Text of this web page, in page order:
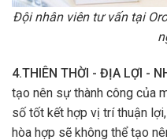
Đội nhân viên tư vấn tại
4.THIÊN THỜI - ĐỊA LỢI -
tạo nên sự thành công của
số tốt kết hợp vị trí thuận
hòa hợp sẽ không thể tạo